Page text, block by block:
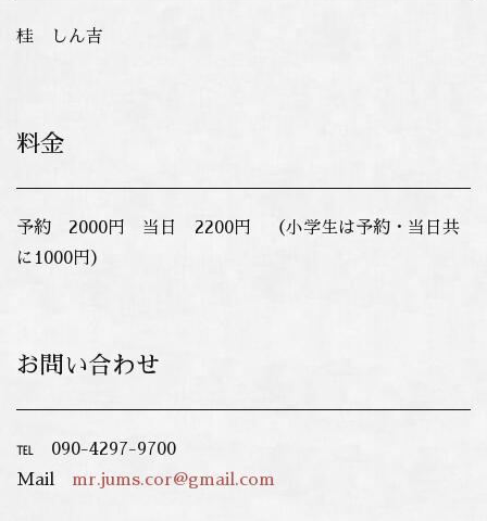
桂 しん吉
料金
予約 2000円 当日 2200円 （小学生は予約・当日共
に1000円）
お問い合わせ
℡ 090-4297-9700
Mail mr.jums.cor@gmail.com